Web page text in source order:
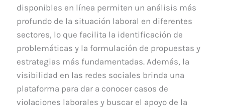
disponibles en línea permiten un análisis más
profundo de la situación laboral en diferentes
sectores, lo que facilita la identificación de
problemáticas y la formulación de propuestas y
estrategias más fundamentadas. Además, la
visibilidad en las redes sociales brinda una
plataforma para dar a conocer casos de
violaciones laborales y buscar el apoyo de la